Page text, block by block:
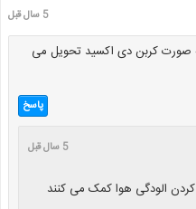
5 سال قبل
صورت کربن دی اکسید تحویل می
پاسخ
5 سال قبل
الودگی هوا کمک می کنند